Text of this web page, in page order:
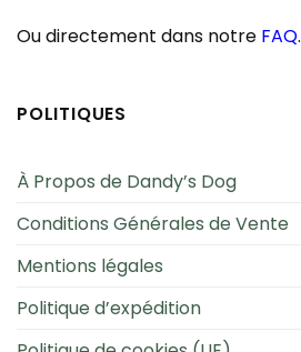
Ou directement dans notre FAQ.
POLITIQUES
À Propos de Dandy’s Dog
Conditions Générales de Vente
Mentions légales
Politique d’expédition